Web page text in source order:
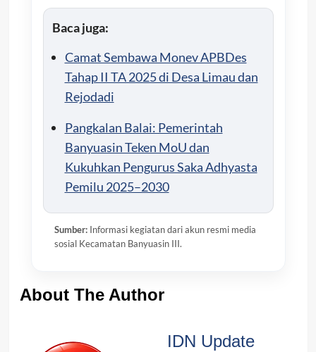
Baca juga:
Camat Sembawa Monev APBDes
Tahap II TA 2025 di Desa Limau dan
Rejodadi
Pangkalan Balai: Pemerintah
Banyuasin Teken MoU dan
Kukuhkan Pengurus Saka Adhyasta
Pemilu 2025–2030
Sumber:Informasi kegiatan dari akun resmi media
sosial Kecamatan Banyuasin III.
About The Author
IDN Update